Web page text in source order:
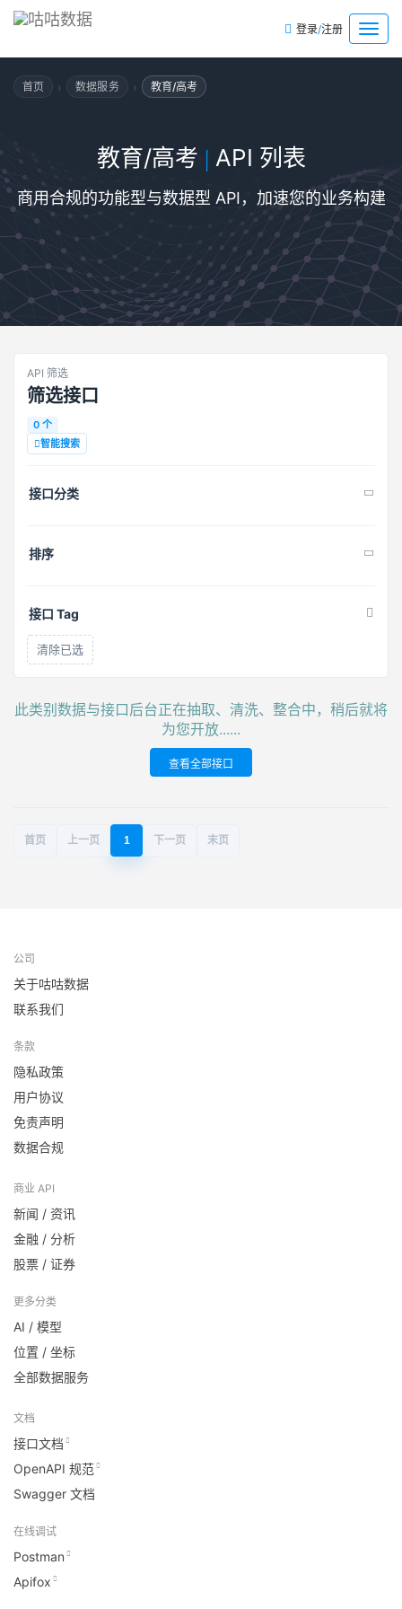
菜
单
登录/注册
首页 › 数据服务 › 教育/高考
教育/高考 | API 列表
商用合规的功能型与数据型 API，加速您的业务构建
API 筛选
筛选接口
0 个
智能搜索
接口分类
排序
接口 Tag
清除已选
此类别数据与接口后台正在抽取、清洗、整合中，稍后就将
为您开放......
查看全部接口
首页 上一页 1 下一页 末页
公司
关于咕咕数据
联系我们
条款
隐私政策
用户协议
免责声明
数据合规
商业 API
新闻 / 资讯
金融 / 分析
股票 / 证券
更多分类
AI / 模型
位置 / 坐标
全部数据服务
文档
接口文档
OpenAPI 规范
Swagger 文档
在线调试
Postman
Apifox